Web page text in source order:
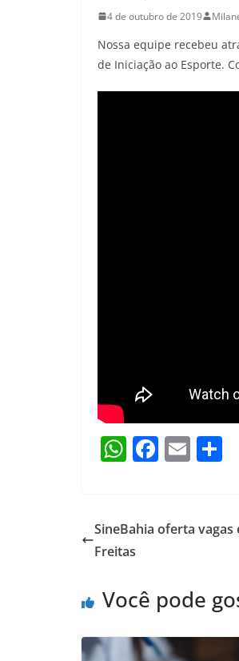
4 de outubro de 2019
Nossa equipe recebeu
de Iniciação ao Esporte.
W
h
s
A
p
F
a
e
o
E
m
l e
SineBahia oferta
Freitas
Você pode